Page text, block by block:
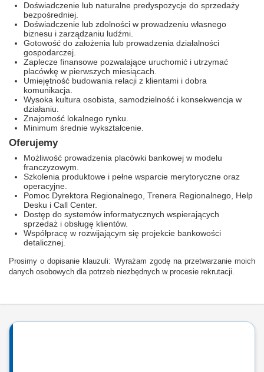
Doświadczenie lub naturalne predyspozycje do sprzedaży
bezpośredniej.
Doświadczenie lub zdolności w prowadzeniu własnego
biznesu i zarządzaniu ludźmi.
Gotowość do założenia lub prowadzenia działalności
gospodarczej.
Zaplecze finansowe pozwalające uruchomić i utrzymać
placówkę w pierwszych miesiącach.
Umiejętność budowania relacji z klientami i dobra
komunikacja.
Wysoka kultura osobista, samodzielność i konsekwencja w
działaniu.
Znajomość lokalnego rynku.
Minimum średnie wykształcenie.
Oferujemy
Możliwość prowadzenia placówki bankowej w modelu
franczyzowym.
Szkolenia produktowe i pełne wsparcie merytoryczne oraz
operacyjne.
Pomoc Dyrektora Regionalnego, Trenera Regionalnego, Help
Desku i Call Center.
Dostęp do systemów informatycznych wspierających
sprzedaż i obsługę klientów.
Współpracę w rozwijającym się projekcie bankowości
detalicznej.
Prosimy o dopisanie klauzuli: Wyrażam zgodę na przetwarzanie moich
danych osobowych dla potrzeb niezbędnych w procesie rekrutacji.